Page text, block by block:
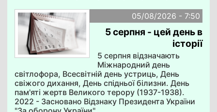
05/08/2026 - 7:50
5 серпня - цей день в
історії
5 серпня відзначають
Міжнародний день
світлофора, Всесвітній день устриць, День
свіжого дихання, День спідньої білизни. День
пам'яті жертв Великого терору (1937-1938).
2022 - Засновано Відзнаку Президента України